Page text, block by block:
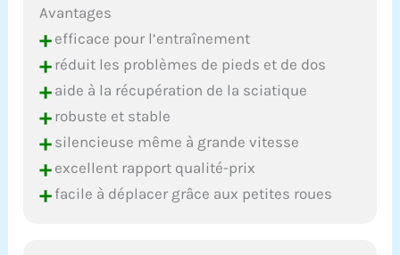
Avantages
+efficace pour l’entraînement
+réduit les problèmes de pieds et de dos
+aide à la récupération de la sciatique
+robuste et stable
+silencieuse même à grande vitesse
+excellent rapport qualité-prix
+facile à déplacer grâce aux petites roues